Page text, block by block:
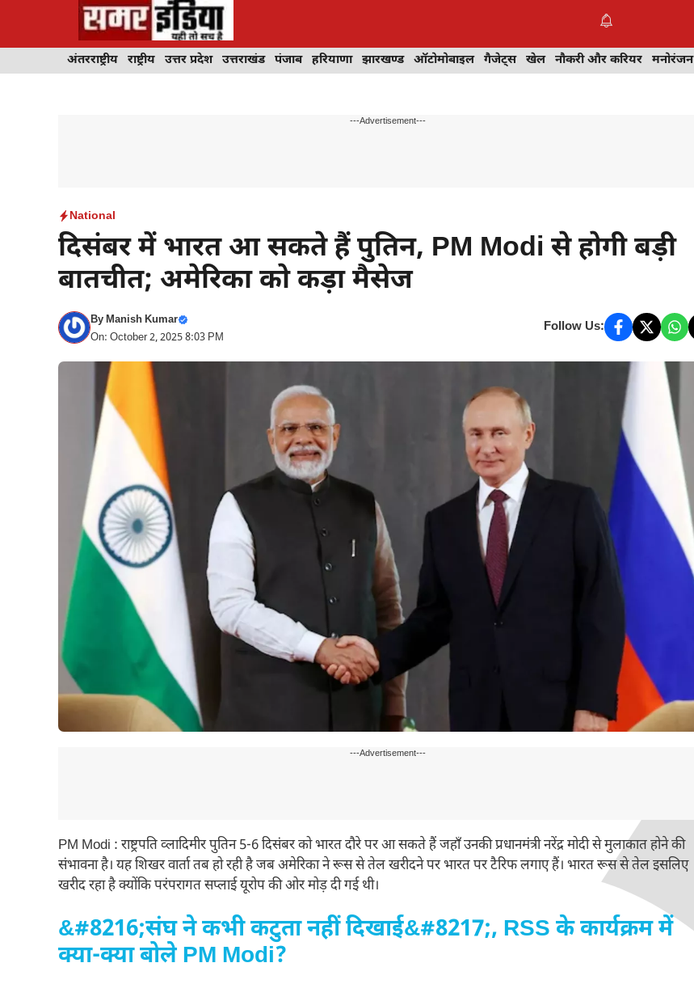
content
अंतरराष्ट्रीय राष्ट्रीय उत्तर प्रदेश उत्तराखंड पंजाब हरियाणा झारखण्ड ऑटोमोबाइल गैजेट्स खेल नौकरी और करियर मनोरंजन
---Advertisement---
National
दिसंबर में भारत आ सकते हैं पुतिन, PM Modi से होगी बड़ी
बातचीत; अमेरिका को कड़ा मैसेज
ByManish Kumar
On: October 2, 2025 8:03 PM
Follow Us:
---Advertisement---
PM Modi : राष्ट्रपति व्लादिमीर पुतिन 5-6 दिसंबर को भारत दौरे पर आ सकते हैं जहाँ उनकी प्रधानमंत्री नरेंद्र मोदी से मुलाकात होने की
संभावना है। यह शिखर वार्ता तब हो रही है जब अमेरिका ने रूस से तेल खरीदने पर भारत पर टैरिफ लगाए हैं। भारत रूस से तेल इसलिए
खरीद रहा है क्योंकि परंपरागत सप्लाई यूरोप की ओर मोड़ दी गई थी।
&#8216;संघ ने कभी कटुता नहीं दिखाई&#8217;, RSS के कार्यक्रम में
क्या-क्या बोले PM Modi?